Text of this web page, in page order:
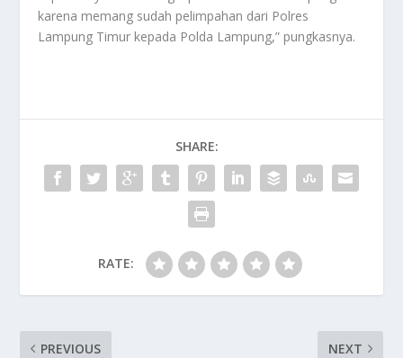
karena memang sudah pelimpahan dari Polres
Lampung Timur kepada Polda Lampung,” pungkasnya.
SHARE:
RATE:
PREVIOUS NEXT